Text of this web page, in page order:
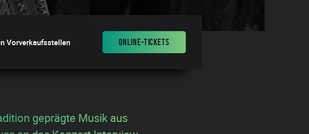
Vorverkaufsstellen ONLINE-TICKETS
geprägte Musik aus